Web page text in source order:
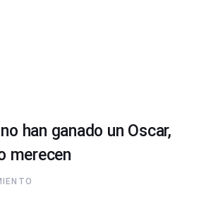
han ganado un Oscar,
merecen